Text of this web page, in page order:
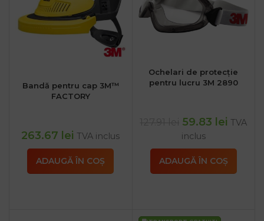
Bandă pentru cap 3M™
FACTORY
263.67 lei TVA inclus
ADAUGĂ ÎN COȘ
Ochelari de protecție
pentru lucru 3M 2890
59.83 lei TVA
inclus
ADAUGĂ ÎN COȘ